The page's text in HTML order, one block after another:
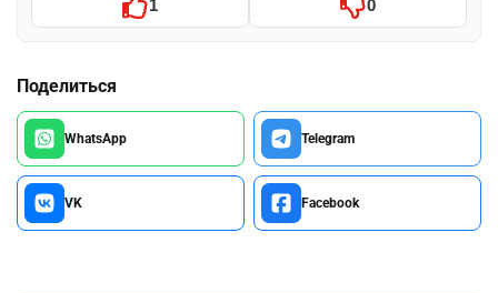
1 0
Поделиться
WhatsApp Telegram
VK Facebook